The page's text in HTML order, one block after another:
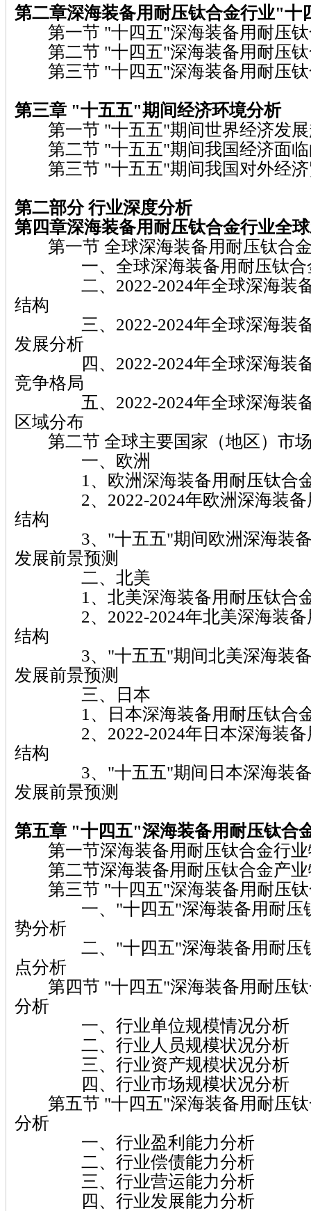
第二章深海装备用耐压钛合金行业"十
第一节 "十四五"深海装备用耐压钛
第二节 "十四五"深海装备用耐压钛
第三节 "十四五"深海装备用耐压钛
第三章 "十五五"期间经济环境分析
第一节 "十五五"期间世界经济发展
第二节 "十五五"期间我国经济面临
第三节 "十五五"期间我国对外经济
第二部分 行业深度分析
第四章深海装备用耐压钛合金行业全
第一节 全球深海装备用耐压钛合
一、全球深海装备用耐压钛合
二、2022-2024年全球深海装备
结构
三、2022-2024年全球深海装备
发展分析
四、2022-2024年全球深海装备
竞争格局
五、2022-2024年全球深海装备
区域分布
第二节 全球主要国家（地区）市
一、欧洲
1、欧洲深海装备用耐压钛合金
2、2022-2024年欧洲深海装备
结构
3、"十五五"期间欧洲深海装备
发展前景预测
二、北美
1、北美深海装备用耐压钛合金
2、2022-2024年北美深海装备
结构
3、"十五五"期间北美深海装备
发展前景预测
三、日本
1、日本深海装备用耐压钛合金
2、2022-2024年日本深海装备
结构
3、"十五五"期间日本深海装备
发展前景预测
第五章 "十四五"深海装备用耐压钛合
第一节深海装备用耐压钛合金行业
第二节深海装备用耐压钛合金产业
第三节 "十四五"深海装备用耐压钛
一、"十四五"深海装备用耐压钛
势分析
二、"十四五"深海装备用耐压钛
点分析
第四节 "十四五"深海装备用耐压钛
分析
一、行业单位规模情况分析
二、行业人员规模状况分析
三、行业资产规模状况分析
四、行业市场规模状况分析
第五节 "十四五"深海装备用耐压钛
分析
一、行业盈利能力分析
二、行业偿债能力分析
三、行业营运能力分析
四、行业发展能力分析